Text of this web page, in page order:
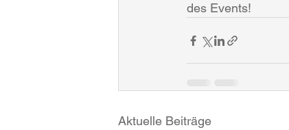
des Events!
Aktuelle Beiträge